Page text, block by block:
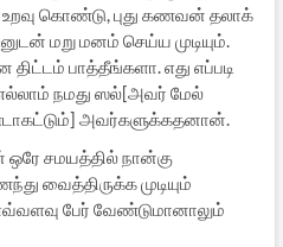
உறவு கொண்டு, புது கணவன் தலாக்
மறு மனம் செய்ய முடியும்.
திட்டம் பாத்தீங்களா. எது எப்படி
நமது ஸல்[அவர் மேல்
அவர்களுக்கதனான்.
சமயத்தில் நான்கு
வைத்திருக்க முடியும்
பேர் வேண்டுமானாலும்